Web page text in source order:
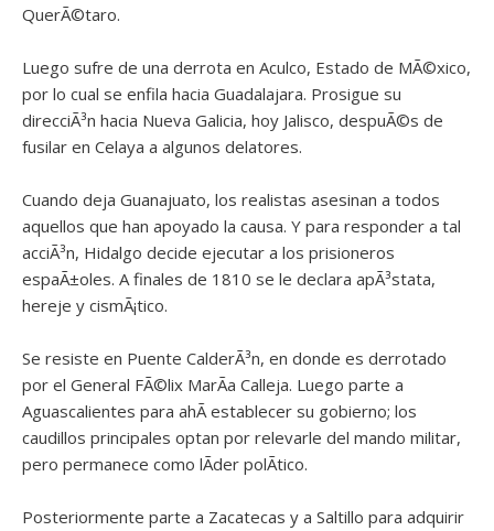
QuerÃ©taro.
Luego sufre de una derrota en Aculco, Estado de MÃ©xico,
por lo cual se enfila hacia Guadalajara. Prosigue su
direcciÃ³n hacia Nueva Galicia, hoy Jalisco, despuÃ©s de
fusilar en Celaya a algunos delatores.
Cuando deja Guanajuato, los realistas asesinan a todos
aquellos que han apoyado la causa. Y para responder a tal
acciÃ³n, Hidalgo decide ejecutar a los prisioneros
espaÃ±oles. A finales de 1810 se le declara apÃ³stata,
hereje y cismÃ¡tico.
Se resiste en Puente CalderÃ³n, en donde es derrotado
por el General FÃ©lix MarÃ­a Calleja. Luego parte a
Aguascalientes para ahÃ­ establecer su gobierno; los
caudillos principales optan por relevarle del mando militar,
pero permanece como lÃ­der polÃ­tico.
Posteriormente parte a Zacatecas y a Saltillo para adquirir